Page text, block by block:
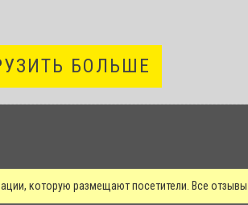
БОЛЬШЕ
которую размещают посетители. Все